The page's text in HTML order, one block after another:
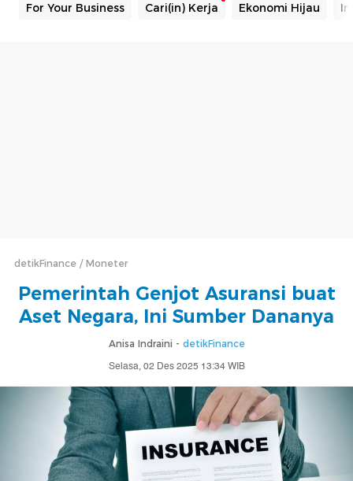
For Your Business Cari(in) Kerja Ekonomi Hijau
detikFinance Moneter
Pemerintah Genjot Asuransi buat
Aset Negara, Ini Sumber Dananya
Anisa Indraini - detikFinance
Selasa, 02 Des 2025 13:34 WIB